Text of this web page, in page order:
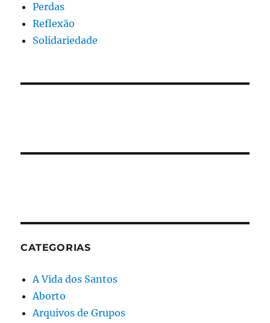
Perdas
Reflexão
Solidariedade
CATEGORIAS
A Vida dos Santos
Aborto
Arquivos de Grupos